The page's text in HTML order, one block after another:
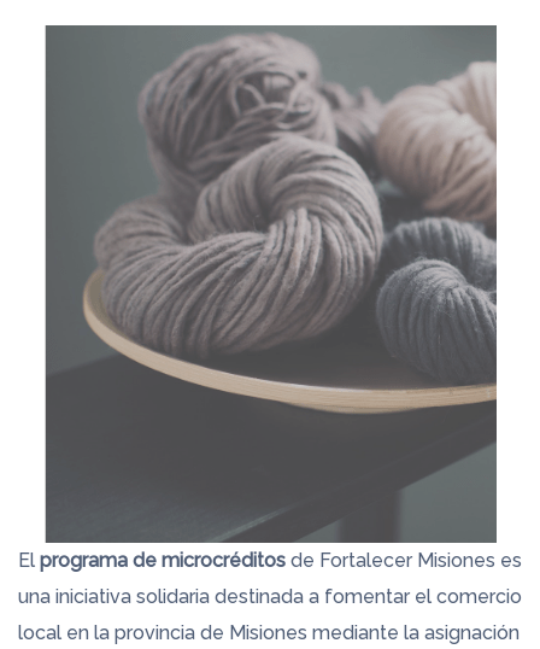
El programa de microcréditos de Fortalecer Misiones es
una iniciativa solidaria destinada a fomentar el comercio
local en la provincia de Misiones mediante la asignación